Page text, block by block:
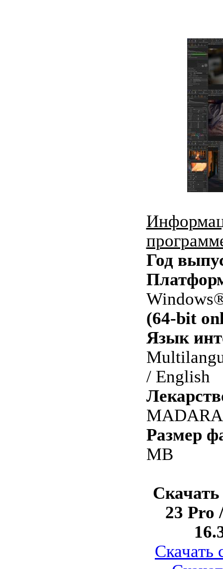
Год
(64-bit
Язык
/ English
MADARA
Размер
MB
23 Pro
Скачать